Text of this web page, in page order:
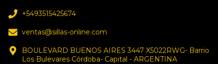
+5493515425674
ventas@sillas-online.com
BOULEVARD BUENOS AIRES 3447 X5022RWG- Barrio
Los Bulevares Córdoba- Capital - ARGENTINA